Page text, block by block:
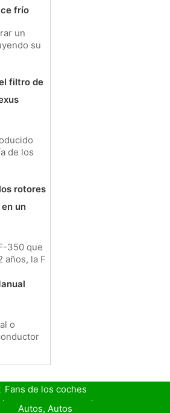
frío
un
su
filtro de
de los
rotores
un
350 que
años, la F
o
Fans de los coches
y Financiación
Autos, Autos